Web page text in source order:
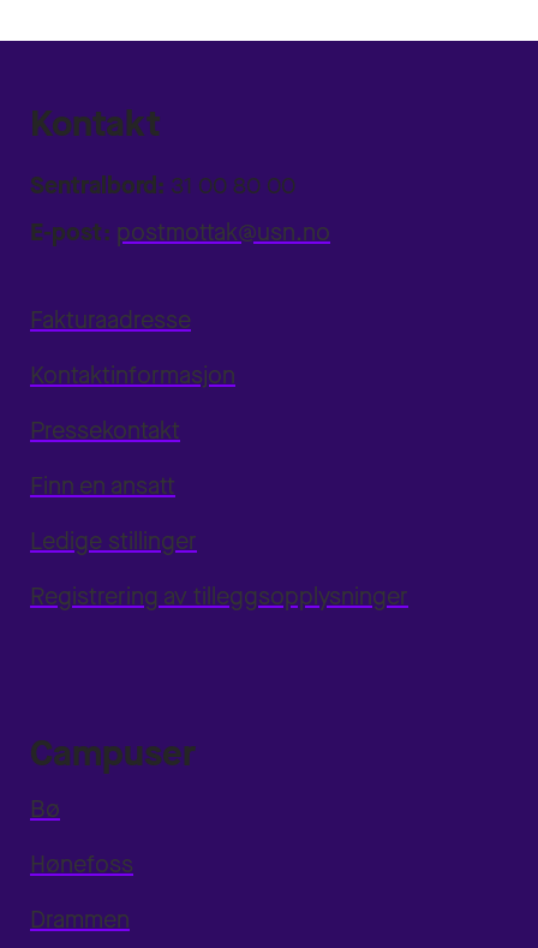
Kontakt
Sentralbord: 31 00 80 00
E-post: postmottak@usn.no
Fakturaadresse
Kontaktinformasjon
Pressekontakt
Finn en ansatt
Ledige stillinger
Registrering av tilleggsopplysninger
Campuser
Bø
Hønefoss
Drammen